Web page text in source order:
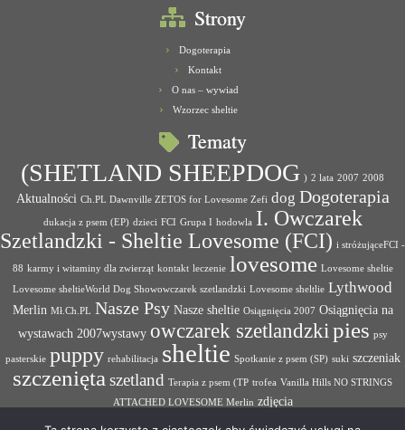
Strony
Dogoterapia
Kontakt
O nas – wywiad
Wzorzec sheltie
Tematy
(SHETLAND SHEEPDOG ) 2 lata 2007 2008
Aktualności Ch.PL Dawnville ZETOS for Lovesome Zefi dog Dogoterapia
dukacja z psem (EP) dzieci FCI Grupa I hodowla I. Owczarek
Szetlandzki - Sheltie Lovesome (FCI) i stróżująceFCI -
88 karmy i witaminy dla zwierząt kontakt leczenie lovesome Lovesome sheltie
Lovesome sheltieWorld Dog Showowczarek szetlandzki Lovesome sheltlie Lythwood
Merlin Mł.Ch.PL Nasze Psy Nasze sheltie Osiągnięcia 2007 Osiągnięcia na
wystawach 2007wystawy owczarek szetlandzkipies psy
pasterskie puppy rehabilitacja sheltie Spotkanie z psem (SP) suki szczeniak
szczenięta szetland Terapia z psem (TP trofea Vanilla Hills NO STRINGS
ATTACHED LOVESOME Merlin zdjęcia